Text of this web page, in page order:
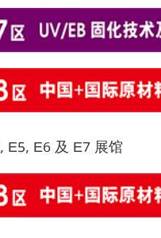
E5, E6 及 E7 展馆